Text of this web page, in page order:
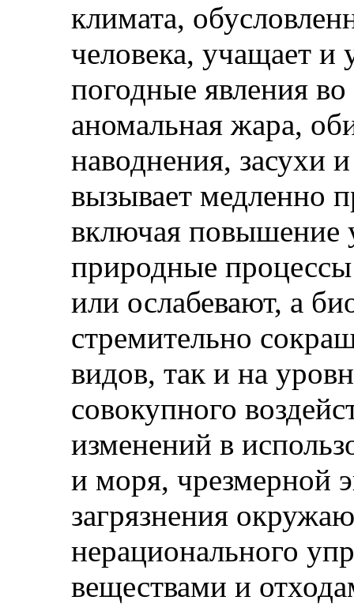
климата,
человека, учащает и
погодные явления
аномальная жара,
наводнения, засухи
вызывает медленно
включая повышение
природные
или ослабевают, а
стремительно
видов, так и на
совокупного
изменений в
и моря, чрезмерной
загрязнения
нерационального
веществами и